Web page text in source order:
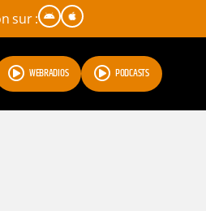
sur :
WEBRADIOS PODCASTS